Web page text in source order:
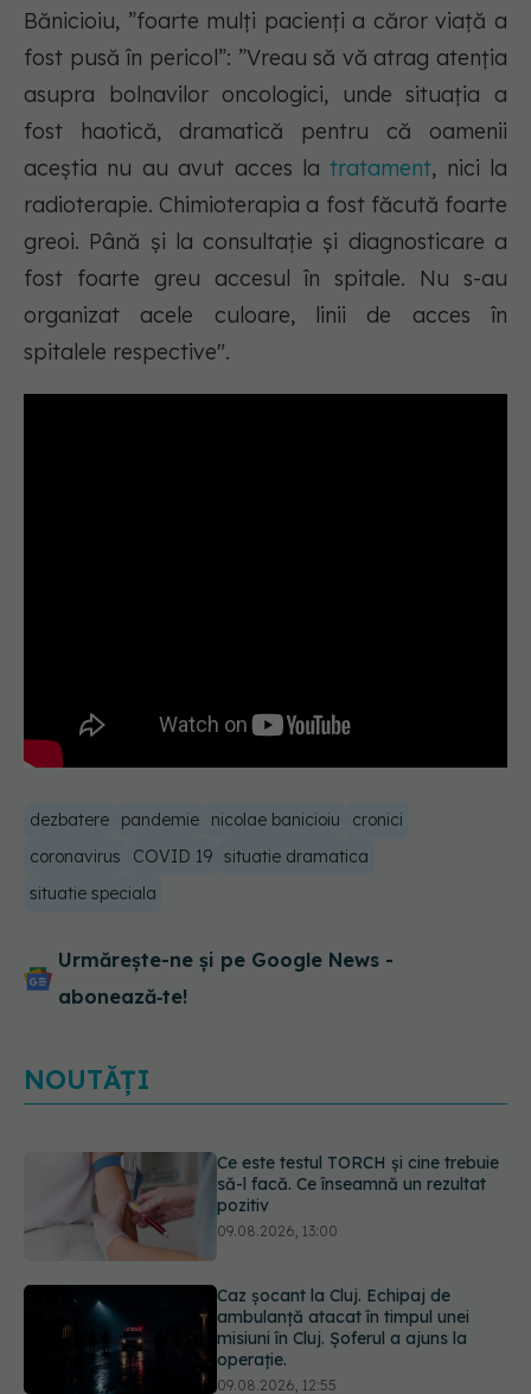
Bănicioiu, ”foarte mulţi pacienţi a căror viaţă a
fost pusă în pericol”: ”Vreau să vă atrag atenţia
asupra bolnavilor oncologici, unde situaţia a
fost haotică, dramatică pentru că oamenii
aceştia nu au avut acces latratament, nici la
radioterapie. Chimioterapia a fost făcută foarte
greoi. Până şi la consultaţie şi diagnosticare a
fost foarte greu accesul în spitale. Nu s-au
organizat acele culoare, linii de acces în
spitalele respective".
dezbatere pandemie nicolae banicioiu
cronici
coronavirus
COVID 19 situatie dramatica
situatie speciala
Urmărește-ne și pe Google News -
abonează‑te!
NOUTĂȚI
Ce este testul TORCH și cine trebuie
să-l facă. Ce înseamnă un rezultat
pozitiv
09.08.2026, 13:00
Caz șocant la Cluj. Echipaj de
ambulanță atacat în timpul unei
misiuni în Cluj. Șoferul a ajuns la
operație.
09.08.2026, 12:55